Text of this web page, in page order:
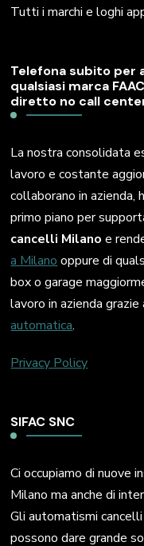
Tutti i marchi e loghi
Telefona subito per
qualsiasi marca
diretto no call
La nostra consolidata
lavoro e costante
collaborano in azienda,
primo piano per
cancelli Milano e
a Milano oppure di
box o garage
lavoro in azienda
automatica.
Privacy Policy
SIFAC SNC
Ci occupiamo di nuove
Milano ma anche di
Gli automatismi
possono dare grande